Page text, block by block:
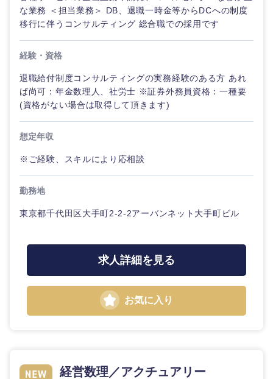
岐阜県 静岡県
な業務 ＜担当業務＞ DB、退職一時金等からDCへの制度
移行に伴うコンサルティング 総合職での採用です
経験・資格
退職給付制度コンサルティングの実務経験のある方 あれ
ば尚可：年金数理人、社労士 ※証券外務員資格：一種要
(資格がない場合は取得して頂きます)
想定年収
※ご経験、スキルにより応相談
勤務地
東京都千代田区大手町2-2-2アーバンネット大手町ビル
求人詳細を見る
お気に入り
経営数理／アクチュアリー